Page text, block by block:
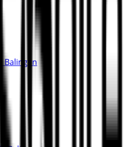
Balingen